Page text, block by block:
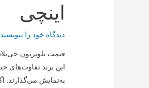
اینچی
دیدگاه‌ خود را بنویسید